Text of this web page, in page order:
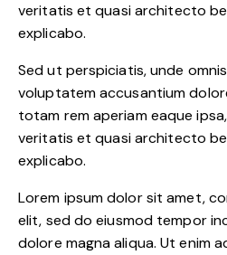
veritatis et quasi architecto
explicabo.
Sed ut perspiciatis, unde
voluptatem accusantium
totam rem aperiam eaque
veritatis et quasi architecto
explicabo.
Lorem ipsum dolor sit amet,
elit, sed do eiusmod tempor
dolore magna aliqua. Ut enim